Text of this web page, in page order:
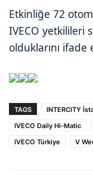
Etkinliğe 72
IVECO yetkilileri
olduklarını ifade
TAGS INTERCITY
IVECO Daily Hi-Matic
IVECO Türkiye
V